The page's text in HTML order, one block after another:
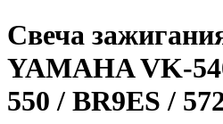
Свеча
YAMAHA VK-
550 / BR9ES /